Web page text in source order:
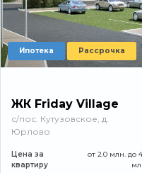
Ипотека Рассрочка
ЖК Friday Village
с/пос. Кутузовское, д.
Юрлово
Цена за
квартиру
от 2.0 млн. до